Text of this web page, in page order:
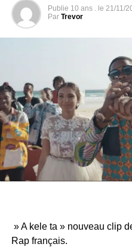
Publie 10 ans . le 21/11/
Par Trevor
» A kele ta » nouveau clip
Rap français.